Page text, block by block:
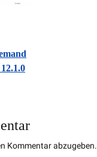
Kommentar abzugeben.